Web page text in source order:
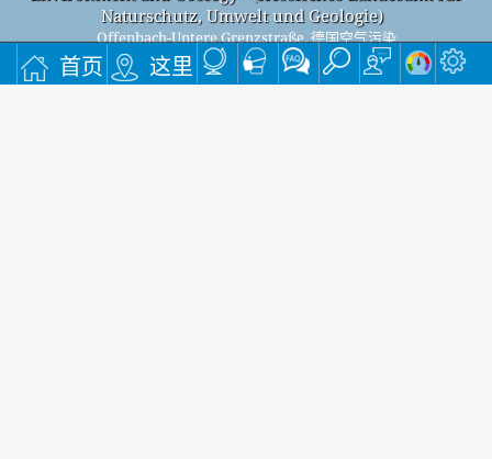
首页 这里
Naturschutz, Umwelt und Geologie)
Offenbach-Untere Grenzstraße, 德国空气污染
Offenbach-Untere Grenzstraße整体空气质量指数为
39。